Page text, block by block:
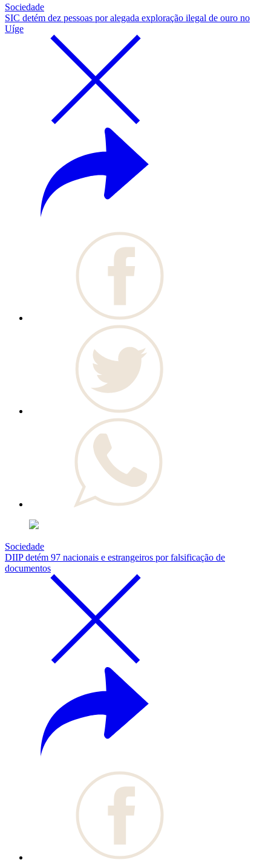
Sociedade
SIC detém dez pessoas por alegada exploração ilegal de ouro no
Uíge
Sociedade
DIIP detém 97 nacionais e estrangeiros por falsificação de
documentos